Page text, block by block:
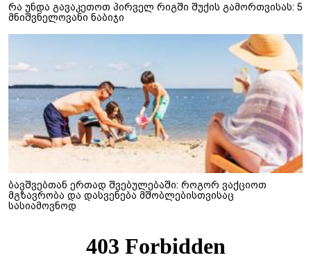
რა უნდა გავაკეთოთ პირველ რიგში შუქის გამორთვისას: 5
მნიშვნელოვანი ნაბიჯი
ბავშვებთან ერთად შვებულებაში: როგორ ვაქციოთ
მგზავრობა და დასვენება მშობლებისთვისაც
სასიამოვნოდ